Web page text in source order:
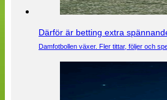
Därför är betting extra
Damfotbollen växer. Fler tittar, följer och